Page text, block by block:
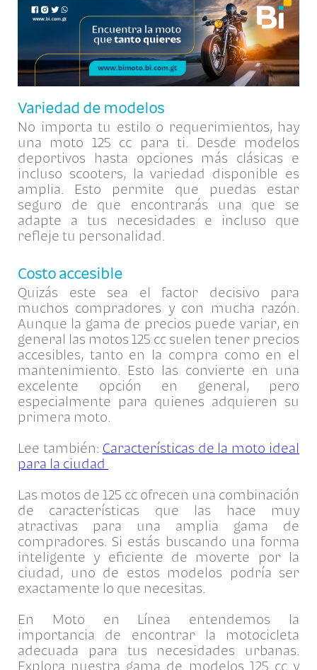
Variedad de modelos
No importa tu estilo o requerimientos, hay
una moto 125 cc para ti. Desde modelos
deportivos hasta opciones más clásicas e
incluso scooters, la variedad disponible es
amplia. Esto permite que puedas estar
seguro de que encontrarás una que se
adapte a tus necesidades e incluso que
refleje tu personalidad.
Costo accesible
Quizás este sea el factor decisivo para
muchos compradores y con mucha razón.
Aunque la gama de precios puede variar, en
general las motos 125 cc suelen tener precios
accesibles, tanto en la compra como en el
mantenimiento. Esto las convierte en una
excelente opción en general, pero
especialmente para quienes adquieren su
primera moto.
Lee también: Características de la moto ideal
para la ciudad
Las motos de 125 cc ofrecen una combinación
de características que las hace muy
atractivas para una amplia gama de
compradores. Si estás buscando una forma
inteligente y eficiente de moverte por la
ciudad, uno de estos modelos podría ser
exactamente lo que necesitas.
En Moto en Línea entendemos la
importancia de encontrar la motocicleta
adecuada para tus necesidades urbanas.
Explora nuestra gama de modelos 125 cc y